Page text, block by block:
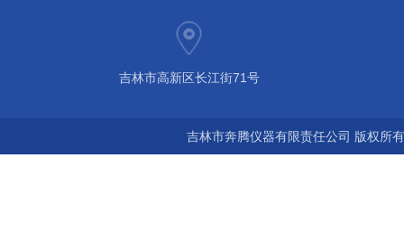
吉林市高新区长江街71号
吉林市奔腾仪器有限责任公司 版权所